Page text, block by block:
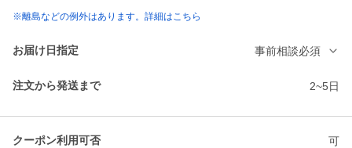
※離島などの例外はあります。詳細はこちら
お届け日指定 事前相談必須
注文から発送まで 2~5日
クーポン利用可否 可